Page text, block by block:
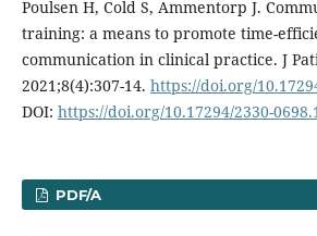
Poulsen H, Cold S, Ammentorp J.
training: a means to promote time-
communication in clinical practice. J
2021;8(4):307-14. https://doi.org/
DOI: https://doi.org/10.17294/2330-
PDF/A